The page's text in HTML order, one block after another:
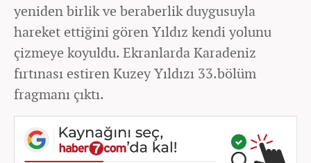
yeniden birlik ve beraberlik duygusuyla
hareket ettiğini gören Yıldız kendi yolunu
çizmeye koyuldu. Ekranlarda Karadeniz
fırtınası estiren Kuzey Yıldızı 33.bölüm
fragmanı çıktı.